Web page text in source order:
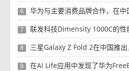
6 华为与主要消费品牌合作，在中国推出采用
7 联发科技Dimensity 1000C的性能
8 三星Galaxy Z Fold 2在中国推
9 在AI Life应用中发现了华为